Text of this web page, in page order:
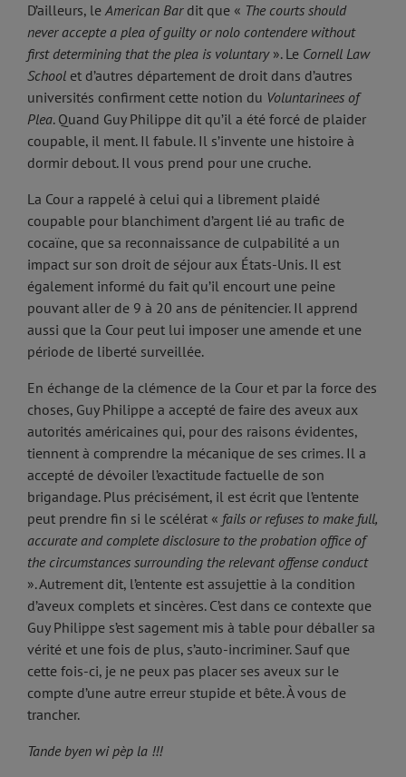
D’ailleurs, leAmerican Bardit que « The courts should
never accepte a plea of guilty or nolo contendere without
first determining that the plea is voluntary ». Le Cornell Law
School et d’autres département de droit dans d’autres
universités confirment cette notion du Voluntarinees of
Plea. Quand Guy Philippe dit qu’il a été forcé de plaider
coupable, il ment. Il fabule. Il s’invente une histoire à
dormir debout. Il vous prend pour une cruche.
La Cour a rappelé à celui qui a librement plaidé
coupable pour blanchiment d’argent lié au trafic de
cocaïne, que sa reconnaissance de culpabilité a un
impact sur son droit de séjour aux États-Unis. Il est
également informé du fait qu’il encourt une peine
pouvant aller de 9 à 20 ans de pénitencier. Il apprend
aussi que la Cour peut lui imposer une amende et une
période de liberté surveillée.
En échange de la clémence de la Cour et par la force des
choses, Guy Philippe a accepté de faire des aveux aux
autorités américaines qui, pour des raisons évidentes,
tiennent à comprendre la mécanique de ses crimes. Il a
accepté de dévoiler l’exactitude factuelle de son
brigandage. Plus précisément, il est écrit que l’entente
peut prendre fin si le scélérat « fails or refuses to make full,
accurate and complete disclosure to the probation office of
the circumstances surrounding the relevant offense conduct
». Autrement dit, l’entente est assujettie à la condition
d’aveux complets et sincères. C’est dans ce contexte que
Guy Philippe s’est sagement mis à table pour déballer sa
vérité et une fois de plus, s’auto-incriminer. Sauf que
cette fois-ci, je ne peux pas placer ses aveux sur le
compte d’une autre erreur stupide et bête. À vous de
trancher.
Tande byen wi pèp la !!!